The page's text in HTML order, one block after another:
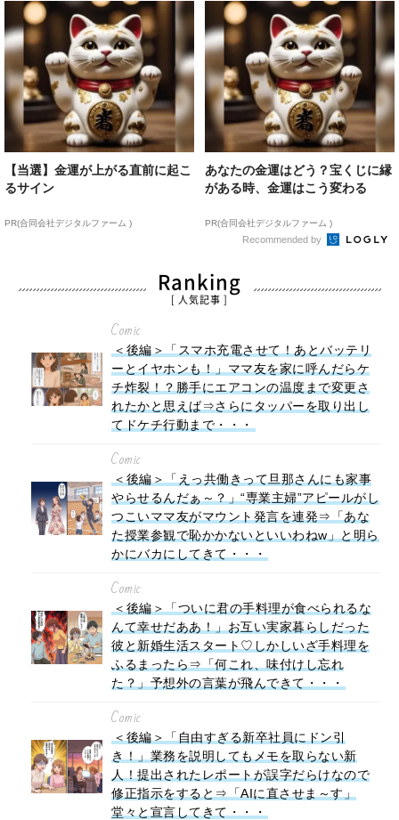
【当選】金運が上がる直前に起こ
るサイン
PR(合同会社デジタルファーム )
あなたの金運はどう？宝くじに縁
がある時、金運はこう変わる
PR(合同会社デジタルファーム )
Recommended by
Ranking
[ 人気記事 ]
Comic
＜後編＞「スマホ充電させて！あとバッテリ
ーとイヤホンも！」ママ友を家に呼んだらケ
チ炸裂！？勝手にエアコンの温度まで変更さ
れたかと思えば⇒さらにタッパーを取り出し
てドケチ行動まで・・・
Comic
＜後編＞「えっ共働きって旦那さんにも家事
やらせるんだぁ～？」“専業主婦”アピールがし
つこいママ友がマウント発言を連発⇒「あな
た授業参観で恥かかないといいわねw」と明ら
かにバカにしてきて・・・
Comic
＜後編＞「ついに君の手料理が食べられるな
んて幸せだああ！」お互い実家暮らしだった
彼と新婚生活スタート♡しかしいざ手料理を
ふるまったら⇒「何これ、味付けし忘れ
た？」予想外の言葉が飛んできて・・・
Comic
＜後編＞「自由すぎる新卒社員にドン引
き！」業務を説明してもメモを取らない新
人！提出されたレポートが誤字だらけなので
修正指示をすると⇒「AIに直させま～す」
堂々と宣言してきて・・・